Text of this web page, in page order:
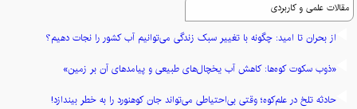
مقالات علمی و کاربردی
از بحران تا امید: چگونه با تغییر سبک زندگی می‌توانیم آب کشور را نجات دهیم؟
«ذوب سکوت کوه‌ها: کاهش آب یخچال‌های طبیعی و پیامدهای آن بر زمین»
حادثه تلخ در علم‌کوه؛ وقتی بی‌احتیاطی می‌تواند جان کوهنورد را به خطر بیندازد!